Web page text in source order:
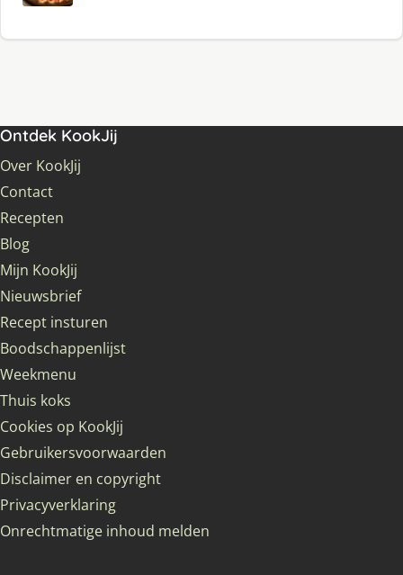
Ontdek KookJij
Over KookJij
Contact
Recepten
Blog
Mijn KookJij
Nieuwsbrief
Recept insturen
Boodschappenlijst
Weekmenu
Thuis koks
Cookies op KookJij
Gebruikersvoorwaarden
Disclaimer en copyright
Privacyverklaring
Onrechtmatige inhoud melden